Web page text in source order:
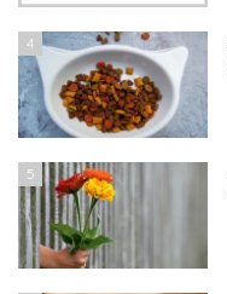
4
5